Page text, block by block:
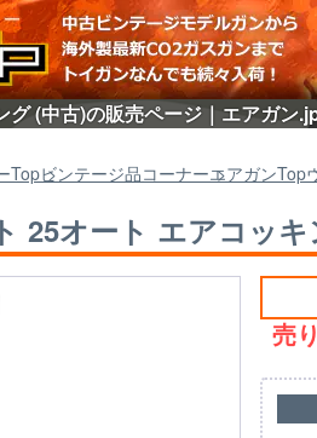
(中古)の販売ページ｜エアガン
Topビンテージ品コーナーエアガンTop
25オート エアコッキ
売